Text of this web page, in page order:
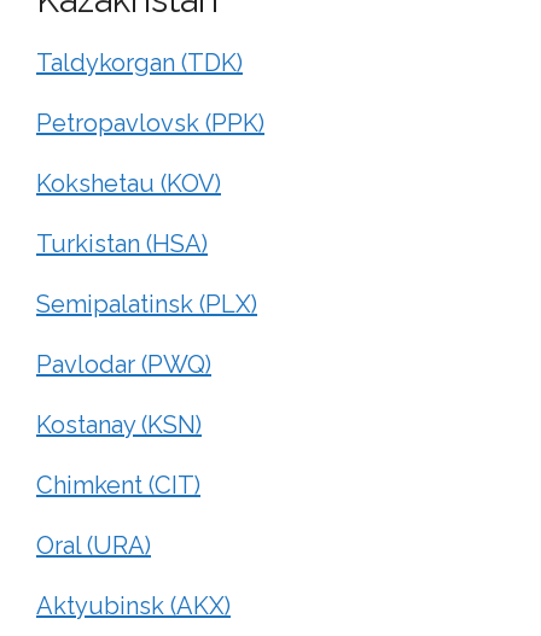
Taldykorgan (TDK)
Petropavlovsk (PPK)
Kokshetau (KOV)
Turkistan (HSA)
Semipalatinsk (PLX)
Pavlodar (PWQ)
Kostanay (KSN)
Chimkent (CIT)
Oral (URA)
Aktyubinsk (AKX)